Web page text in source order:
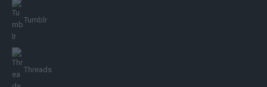
Tumblr
Threads